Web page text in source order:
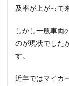
及率が上がって
しかし一般車両
のが現状でした
す。
近年ではマイカ